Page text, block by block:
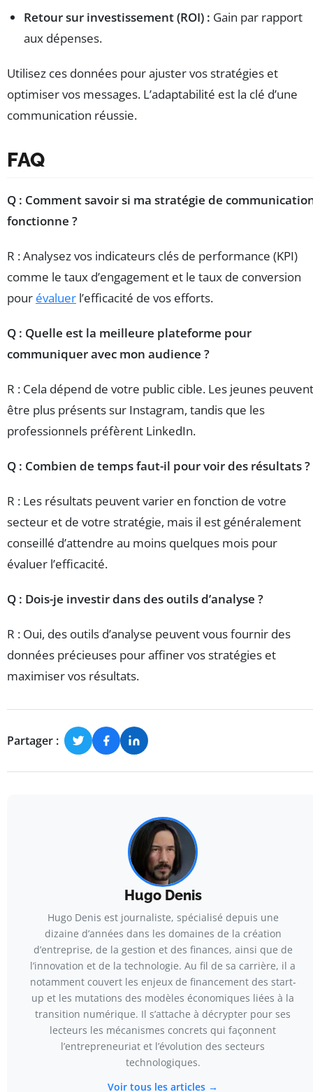
Retour sur investissement (ROI) : Gain par rapport
aux dépenses.
Utilisez ces données pour ajuster vos stratégies et
optimiser vos messages. L’adaptabilité est la clé d’une
communication réussie.
FAQ
Q : Comment savoir si ma stratégie de
fonctionne ?
R : Analysez vos indicateurs clés de performance (KPI)
comme le taux d’engagement et le taux de conversion
pour évaluer l’efficacité de vos efforts.
Q : Quelle est la meilleure plateforme pour
communiquer avec mon audience ?
R : Cela dépend de votre public cible. Les jeunes peuvent
être plus présents sur Instagram, tandis que les
professionnels préfèrent LinkedIn.
Q : Combien de temps faut-il pour voir des résultats ?
R : Les résultats peuvent varier en fonction de votre
secteur et de votre stratégie, mais il est généralement
conseillé d’attendre au moins quelques mois pour
évaluer l’efficacité.
Q : Dois-je investir dans des outils d’analyse ?
R : Oui, des outils d’analyse peuvent vous fournir des
données précieuses pour affiner vos stratégies et
maximiser vos résultats.
Partager :
Hugo Denis
Hugo Denis est journaliste, spécialisé depuis une
dizaine d’années dans les domaines de la création
d’entreprise, de la gestion et des finances, ainsi que de
l’innovation et de la technologie. Au fil de sa carrière, il a
notamment couvert les enjeux de financement des start-
up et les mutations des modèles économiques liées à la
transition numérique. Il s’attache à décrypter pour ses
lecteurs les mécanismes concrets qui façonnent
l’entrepreneuriat et l’évolution des secteurs
technologiques.
Voir tous les articles →